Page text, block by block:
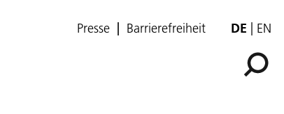
Presse Barrierefreiheit DE EN